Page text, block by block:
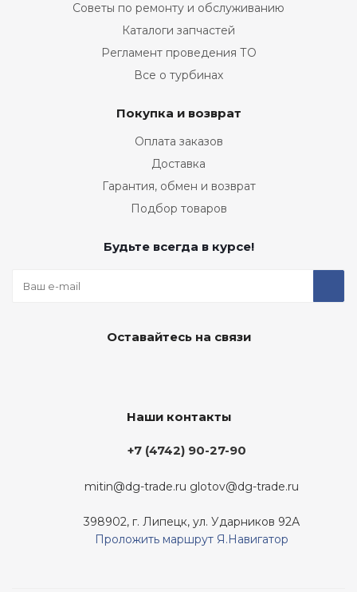
Советы по ремонту и обслуживанию
Каталоги запчастей
Регламент проведения ТО
Все о турбинах
Покупка и возврат
Оплата заказов
Доставка
Гарантия, обмен и возврат
Подбор товаров
Будьте всегда в курсе!
Оставайтесь на связи
Наши контакты
+7 (4742) 90-27-90
mitin@dg-trade.ru glotov@dg-trade.ru
398902, г. Липецк, ул. Ударников 92А
Проложить маршрут Я.Навигатор